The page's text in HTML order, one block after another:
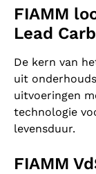
FIAMM
Lead
De kern van
uit
uitvoeringen
technologie
levensduur.
FIAMM